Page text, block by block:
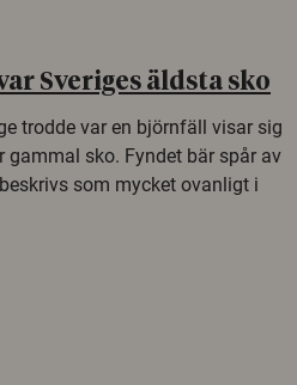
Sveriges äldsta sko
trodde var en björnfäll visar sig
gammal sko. Fyndet bär spår av
som mycket ovanligt i